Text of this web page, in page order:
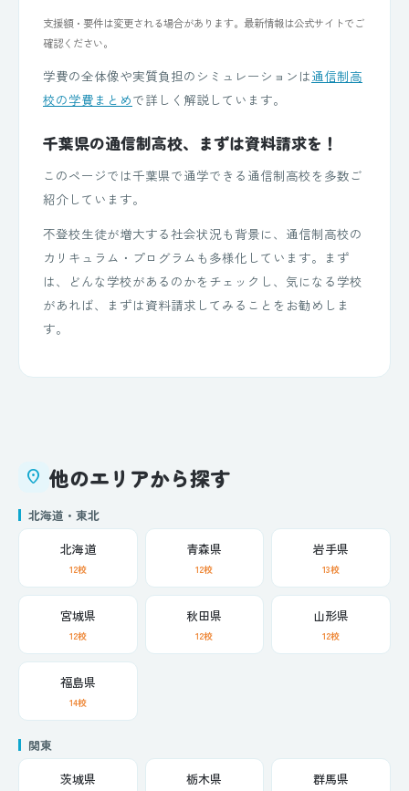
支援額・要件は変更される場合があります。最新情報は公式サイトでご
確認ください。
学費の全体像や実質負担のシミュレーションは通信制高
校の学費まとめで詳しく解説しています。
千葉県の通信制高校、まずは資料請求を！
このページでは千葉県で通学できる通信制高校を多数ご
紹介しています。
不登校生徒が増大する社会状況も背景に、通信制高校の
カリキュラム・プログラムも多様化しています。まず
は、どんな学校があるのかをチェックし、気になる学校
があれば、まずは資料請求してみることをお勧めしま
す。
place 他のエリアから探す
北海道・東北
北海道
12校
青森県
12校
岩手県
13校
宮城県
12校
秋田県
12校
山形県
12校
福島県
14校
関東
茨城県
栃木県 群馬県